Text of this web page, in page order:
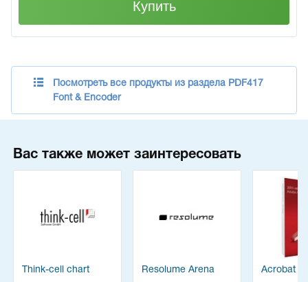
Купить
Посмотреть все продукты из раздела PDF417
Font & Encoder
Вас также может заинтересовать
Think-cell chart Resolume Arena Acrobat